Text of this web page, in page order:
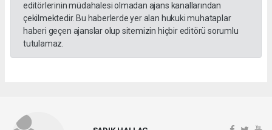
editörlerinin müdahalesi olmadan ajans kanallarından
çekilmektedir. Bu haberlerde yer alan hukuki muhataplar
haberi geçen ajanslar olup sitemizin hiçbir editörü sorumlu
tutulamaz.